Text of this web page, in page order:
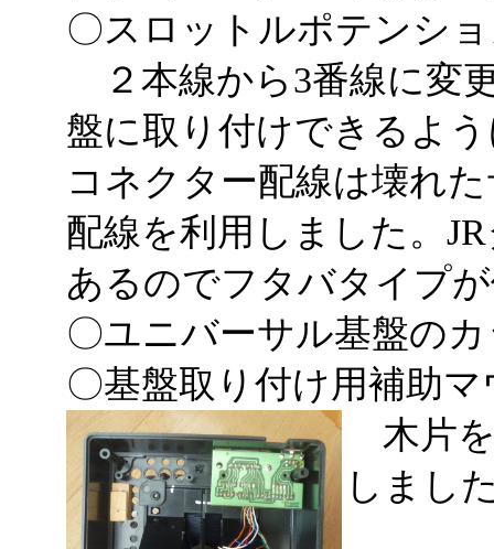
〇スロットルポテンシ
２本線から3番線に変
盤に取り付けできるよ
コネクター配線は壊れ
配線を利用しました。
あるのでフタバタイプ
〇ユニバーサル基盤の
〇基盤取り付け用補助マ
木片を
しまし